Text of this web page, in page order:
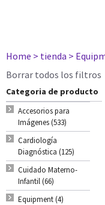
Home > tienda >
Borrar todos los filtros
Categoria de producto
Accesorios para
Imágenes (533)
Cardiología
Diagnóstica (125)
Cuidado Materno-
Infantil (66)
Equipment (4)